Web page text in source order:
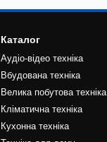
Каталог
Аудіо-відео техніка
Вбудована техніка
Велика побутова техніка
Кліматична техніка
Кухонна техніка